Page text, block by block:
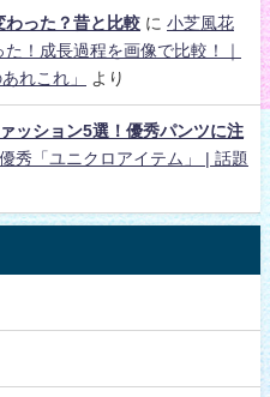
わった？昔と比較 に 小芝風花
！成長過程を画像で比較！｜
れこれ」
より
ッション5選！優秀パンツに注
秀「ユニクロアイテム」 | 話題